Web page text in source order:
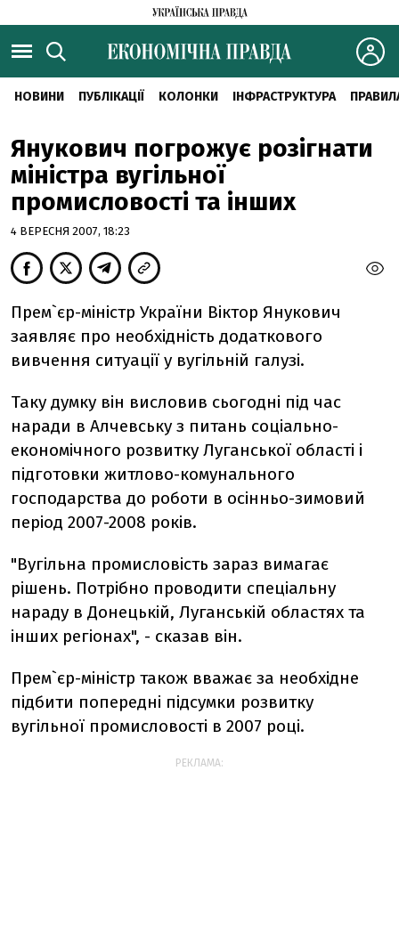
НОВИНИ ПУБЛІКАЦІЇ КОЛОНКИ ІНФРАСТРУКТУРА
Янукович погрожує розігнати
міністра вугільної
промисловості та інших
4 ВЕРЕСНЯ 2007, 18:23
Прем`єр-міністр України Віктор Янукович
заявляє про необхідність додаткового
вивчення ситуації у вугільній галузі.
Таку думку він висловив сьогодні під час
наради в Алчевську з питань соціально-
економічного розвитку Луганської області і
підготовки житлово-комунального
господарства до роботи в осінньо-зимовий
період 2007-2008 років.
"Вугільна промисловість зараз вимагає
рішень. Потрібно проводити спеціальну
нараду в Донецькій, Луганській областях та
інших регіонах", - сказав він.
Прем`єр-міністр також вважає за необхідне
підбити попередні підсумки розвитку
вугільної промисловості в 2007 році.
РЕКЛАМА: